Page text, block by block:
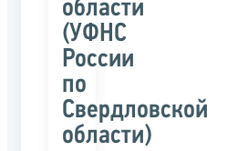
области
(УФНС
России
по
Свердловской
области)